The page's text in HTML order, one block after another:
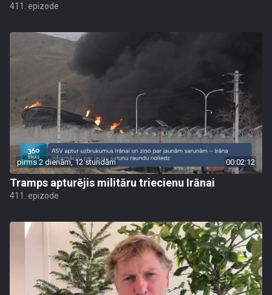
411. epizode
pirms 2 dienām, 12 stundām 00:02:12
Tramps apturējis militāru triecienu Irānai
411. epizode